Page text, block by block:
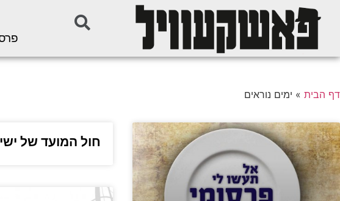
דף הבית » ימים נוראים
חול המועד של